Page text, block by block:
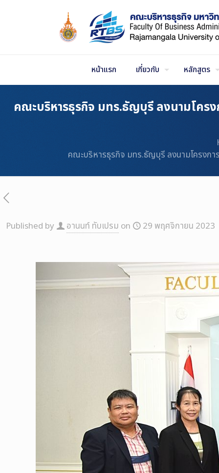
หน้าแรก เกี่ยวกับ หลักสูตร
คณะบริหารธุรกิจ มทร.ธัญบุรี ลงนามโคร
คณะบริหารธุรกิจ มทร.ธัญบุรี ลงนามโครงกา
Published by อานนท์ ทับเปรม on 29 พฤศจิกายน 2023